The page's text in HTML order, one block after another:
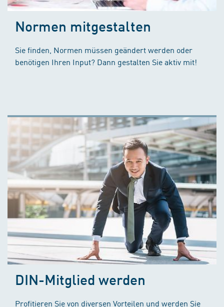
Normen mitgestalten
Sie finden, Normen müssen geändert werden oder
benötigen Ihren Input? Dann gestalten Sie aktiv mit!
DIN-Mitglied werden
Profitieren Sie von diversen Vorteilen und werden Sie